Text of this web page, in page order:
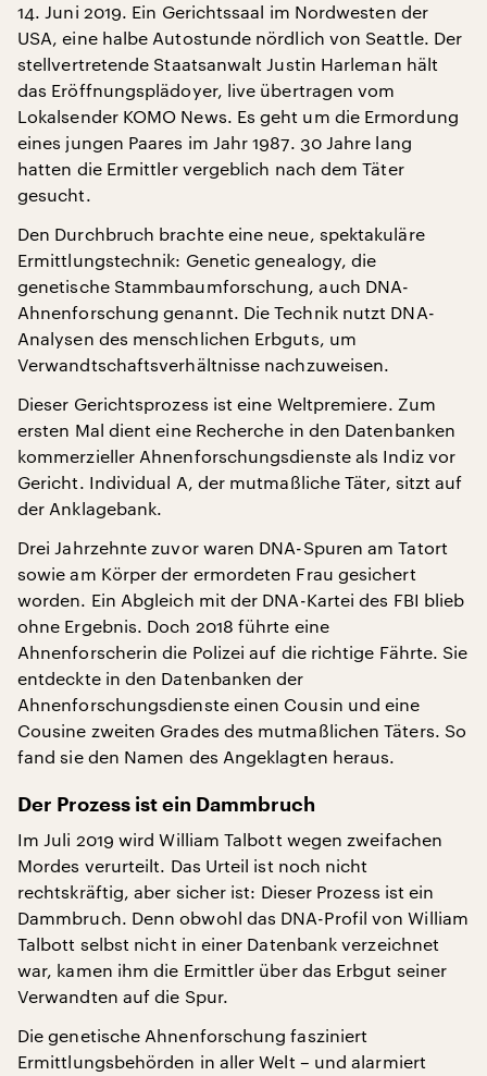
14. Juni 2019. Ein Gerichtssaal im Nordwesten der
USA, eine halbe Autostunde nördlich von Seattle. Der
stellvertretende Staatsanwalt Justin Harleman hält
das Eröffnungsplädoyer, live übertragen vom
Lokalsender KOMO News. Es geht um die Ermordung
eines jungen Paares im Jahr 1987. 30 Jahre lang
hatten die Ermittler vergeblich nach dem Täter
gesucht.
Den Durchbruch brachte eine neue, spektakuläre
Ermittlungstechnik: Genetic genealogy, die
genetische Stammbaumforschung, auch DNA-
Ahnenforschung genannt. Die Technik nutzt DNA-
Analysen des menschlichen Erbguts, um
Verwandtschaftsverhältnisse nachzuweisen.
Dieser Gerichtsprozess ist eine Weltpremiere. Zum
ersten Mal dient eine Recherche in den Datenbanken
kommerzieller Ahnenforschungsdienste als Indiz vor
Gericht. Individual A, der mutmaßliche Täter, sitzt auf
der Anklagebank.
Drei Jahrzehnte zuvor waren DNA-Spuren am Tatort
sowie am Körper der ermordeten Frau gesichert
worden. Ein Abgleich mit der DNA-Kartei des FBI blieb
ohne Ergebnis. Doch 2018 führte eine
Ahnenforscherin die Polizei auf die richtige Fährte. Sie
entdeckte in den Datenbanken der
Ahnenforschungsdienste einen Cousin und eine
Cousine zweiten Grades des mutmaßlichen Täters. So
fand sie den Namen des Angeklagten heraus.
Der Prozess ist ein Dammbruch
Im Juli 2019 wird William Talbott wegen zweifachen
Mordes verurteilt. Das Urteil ist noch nicht
rechtskräftig, aber sicher ist: Dieser Prozess ist ein
Dammbruch. Denn obwohl das DNA-Profil von William
Talbott selbst nicht in einer Datenbank verzeichnet
war, kamen ihm die Ermittler über das Erbgut seiner
Verwandten auf die Spur.
Die genetische Ahnenforschung fasziniert
Ermittlungsbehörden in aller Welt – und alarmiert